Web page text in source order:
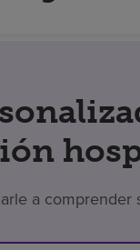
a comprender